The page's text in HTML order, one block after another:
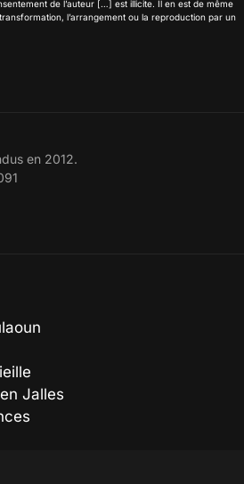
de l’auteur […] est illicite. Il en est de même
l’arrangement ou la reproduction par un
en 2012.
Jalles